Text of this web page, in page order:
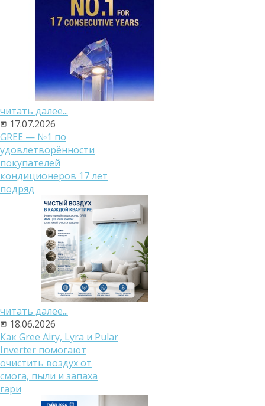
читать далее...
17.07.2026
GREE — №1 по
удовлетворённости
покупателей
кондиционеров 17 лет
подряд
читать далее...
18.06.2026
Как Gree Airy, Lyra и Pular
Inverter помогают
очистить воздух от
смога, пыли и запаха
гари